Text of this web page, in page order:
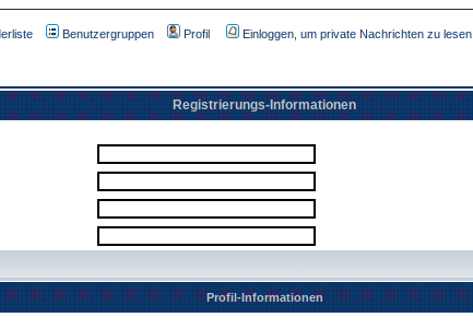
Benutzergruppen Profil Einloggen, um private Nachrichten zu lesen
Registrierungs-Informationen
Profil-Informationen